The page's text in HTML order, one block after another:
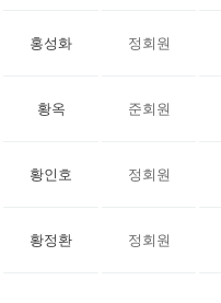
홍성화 정회원
황옥 준회원
황인호 정회원
황정환 정회원